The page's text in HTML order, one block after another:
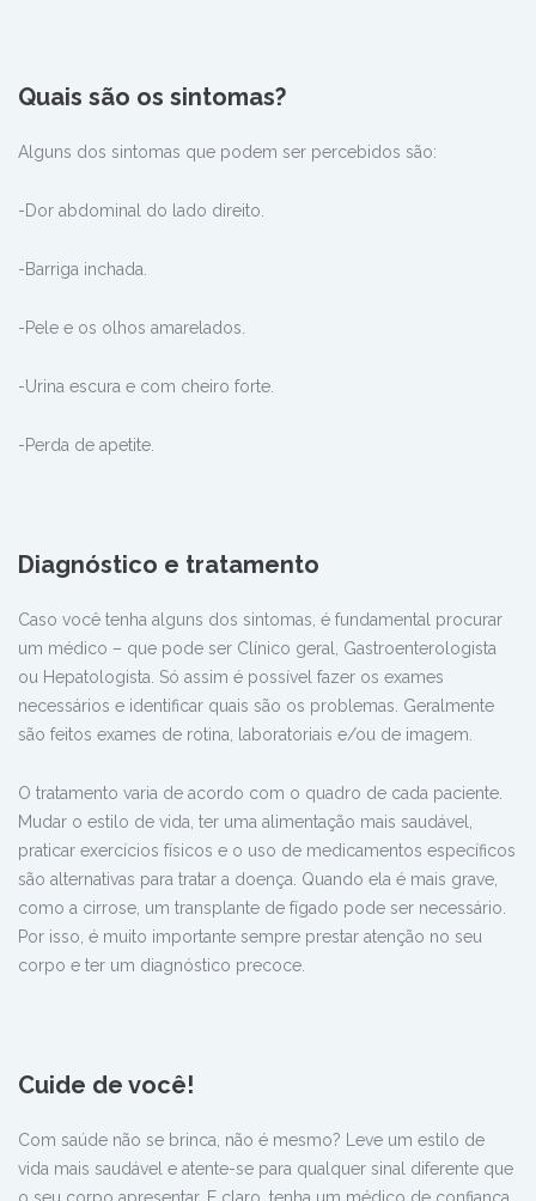
Quais são os sintomas?
Alguns dos sintomas que podem ser percebidos são:
-Dor abdominal do lado direito.
-Barriga inchada.
-Pele e os olhos amarelados.
-Urina escura e com cheiro forte.
-Perda de apetite.
Diagnóstico e tratamento
Caso você tenha alguns dos sintomas, é fundamental procurar
um médico – que pode ser Clínico geral, Gastroenterologista
ou Hepatologista. Só assim é possível fazer os exames
necessários e identificar quais são os problemas. Geralmente
são feitos exames de rotina, laboratoriais e/ou de imagem.
O tratamento varia de acordo com o quadro de cada paciente.
Mudar o estilo de vida, ter uma alimentação mais saudável,
praticar exercícios físicos e o uso de medicamentos específicos
são alternativas para tratar a doença. Quando ela é mais grave,
como a cirrose, um transplante de fígado pode ser necessário.
Por isso, é muito importante sempre prestar atenção no seu
corpo e ter um diagnóstico precoce.
Cuide de você!
Com saúde não se brinca, não é mesmo? Leve um estilo de
vida mais saudável e atente-se para qualquer sinal diferente que
o seu corpo apresentar. E claro, tenha um médico de confiança